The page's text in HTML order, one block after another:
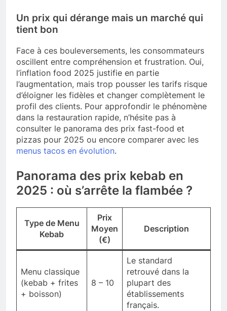
Un prix qui dérange mais un marché qui
tient bon
Face à ces bouleversements, les consommateurs
oscillent entre compréhension et frustration. Oui,
l’inflation food 2025 justifie en partie
l’augmentation, mais trop pousser les tarifs risque
d’éloigner les fidèles et changer complètement le
profil des clients. Pour approfondir le phénomène
dans la restauration rapide, n’hésite pas à
consulter le panorama des prix fast-food et
pizzas pour 2025 ou encore comparer avec les
menus tacos en évolution.
Panorama des prix kebab en
2025 : où s’arrête la flambée ?
Type de Menu
Kebab
Prix
Moyen
(€)
Description
Menu classique
(kebab + frites
+ boisson)
8 – 10
Le standard
retrouvé dans la
plupart des
établissements
français.